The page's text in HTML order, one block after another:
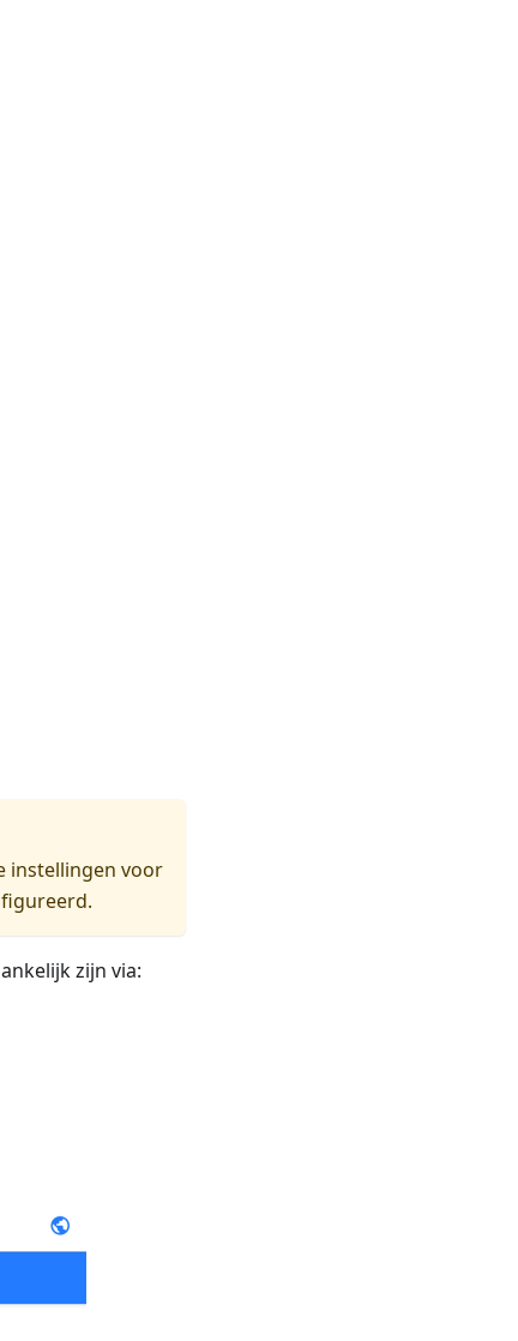
instellingen voor
zijn via: